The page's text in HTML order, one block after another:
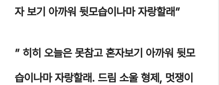
자 보기 아까워 뒷모습이나마 자랑할래”
” 히히 오늘은 못참고 혼자보기 아까워 뒷모
습이나마 자랑할래. 드림 소울 형제, 멋쟁이